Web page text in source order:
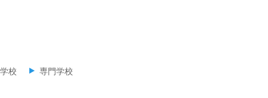
校 専門学校